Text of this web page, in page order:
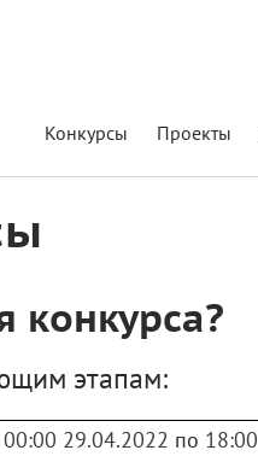
Конкурсы Проекты
конкурса?
этапам:
00:00 29.04.2022 по 18:00